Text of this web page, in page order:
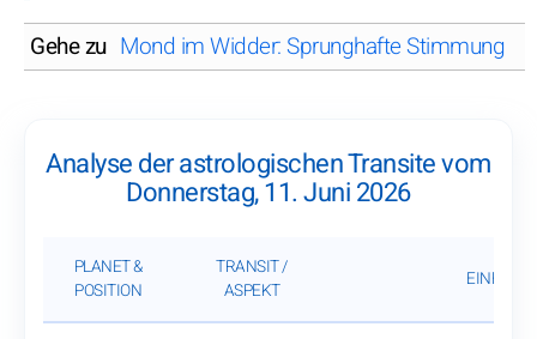
Gehe zu Mond im Widder: Sprunghafte Stimmung
Analyse der astrologischen Transite vom
Donnerstag, 11. Juni 2026
PLANET &
POSITION
TRANSIT /
ASPEKT